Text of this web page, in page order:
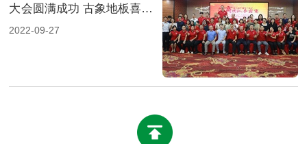
大会圆满成功 古象地板喜获
奖
2022-09-27